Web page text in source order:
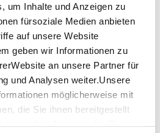
um Inhalte und Anzeigen zu
fürsoziale Medien anbieten
auf unsere Website
geben wir Informationen zu
an unsere Partner für
und Analysen weiter.Unsere
möglicherweise mit
die Sie ihnen bereitgestellt
Daimler Gedächtnisstätte
frei) Sonderöffnung
Erweiterungsbausteines
Fahrt auf ca. 2,5-3 Stunden
Rundfahrt bis 3
150,- (zzgl. Eintrittsgebühr)